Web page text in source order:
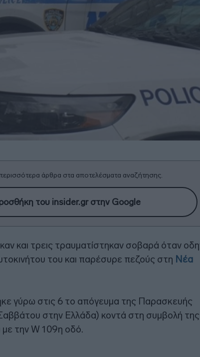
άρθρα στα αποτελέσματα αναζήτησης.
του insider.gr στην Google
και τρεις τραυματίστηκαν σοβαρά όταν
του και παρέσυρε πεζούς στη Νέα
γύρω στις 6 το απόγευμα της Παρασκευής
στην Ελλάδα) κοντά στη συμβολή της
την W 109η οδό.